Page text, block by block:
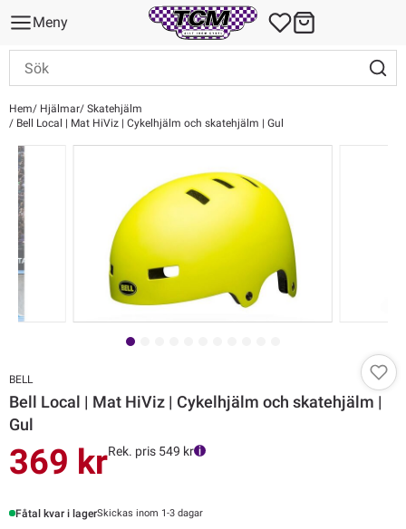
Meny
Hem Hjälmar Skatehjälm
Bell Local | Mat HiViz | Cykelhjälm och skatehjälm | Gul
BELL
Bell Local | Mat HiViz | Cykelhjälm och skatehjälm |
Gul
369 krRek. pris 549 kr
Fåtal kvar i lagerSkickas inom 1-3 dagar